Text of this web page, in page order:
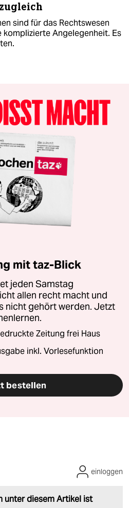
sind für das Rechtswesen
Angelegenheit. Es
mit taz-Blick
jeden Samstag
allen recht macht und
nicht gehört werden. Jetzt
Zeitung frei Haus
inkl. Vorlesefunktion
bestellen
unter diesem Artikel ist
einloggen